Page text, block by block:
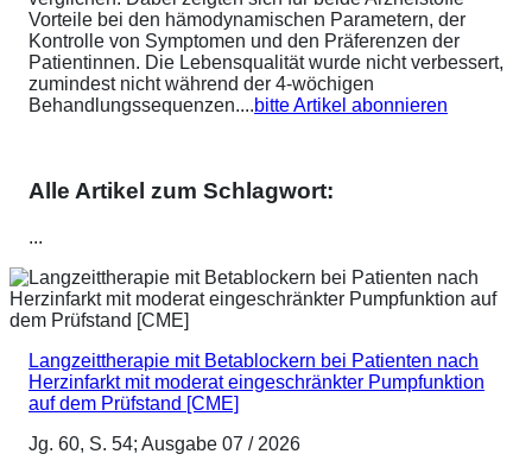
Vorteile bei den hämodynamischen Parametern, der
Kontrolle von Symptomen und den Präferenzen der
Patientinnen. Die Lebensqualität wurde nicht verbessert,
zumindest nicht während der 4-wöchigen
Behandlungssequenzen....bitte Artikel abonnieren
Alle Artikel zum Schlagwort:
...
Langzeittherapie mit Betablockern bei Patienten nach
Herzinfarkt mit moderat eingeschränkter Pumpfunktion
auf dem Prüfstand [CME]
Jg. 60, S. 54; Ausgabe 07 / 2026